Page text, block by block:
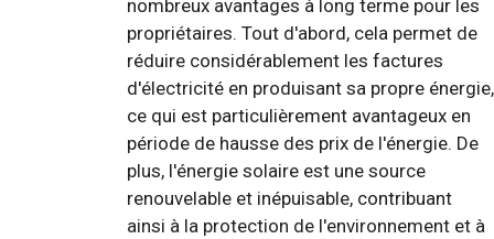
nombreux avantages à long terme pour les
propriétaires. Tout d'abord, cela permet de
réduire considérablement les factures
d'électricité en produisant sa propre énergie,
ce qui est particulièrement avantageux en
période de hausse des prix de l'énergie. De
plus, l'énergie solaire est une source
renouvelable et inépuisable, contribuant
ainsi à la protection de l'environnement et à